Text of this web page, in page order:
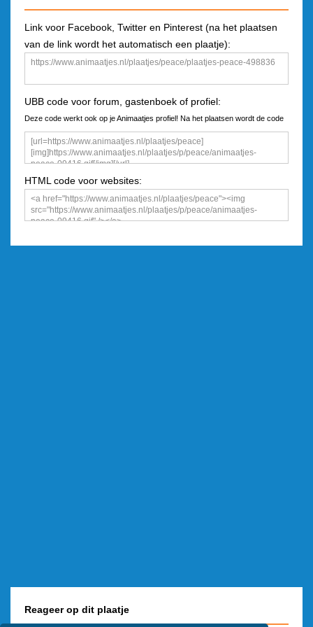
Link voor Facebook, Twitter en Pinterest (na het plaatsen
van de link wordt het automatisch een plaatje):
UBB code voor forum, gastenboek of profiel:
Deze code werkt ook op je Animaatjes profiel! Na het plaatsen wordt de code
een plaatje
HTML code voor websites:
Reageer op dit plaatje